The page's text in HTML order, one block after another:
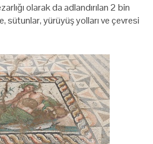
olarak da adlandırılan 2 bin
sütunlar, yürüyüş yolları ve çevresi